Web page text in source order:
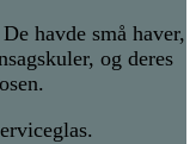
havde små haver,
og deres